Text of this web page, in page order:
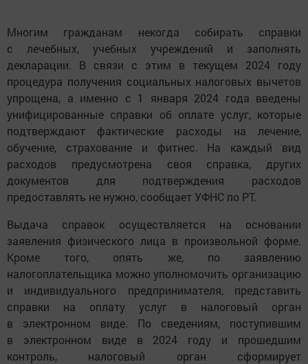
Многим гражданам некогда собирать справки
с лечебных, учебных учреждений и заполнять
декларации. В связи с этим в текущем 2024 году
процедура получения социальных налоговых вычетов
упрощена, а именно с 1 января 2024 года введены
унифицированные справки об оплате услуг, которые
подтверждают фактические расходы на лечение,
обучение, страхование и фитнес. На каждый вид
расходов предусмотрена своя справка, других
документов для подтверждения расходов
предоставлять не нужно, сообщает УФНС по РТ.
Выдача справок осуществляется на основании
заявления физического лица в произвольной форме.
Кроме того, опять же, по заявлению
налогоплательщика можно уполномочить организацию
и индивидуального предпринимателя, представить
справки на оплату услуг в налоговый орган
в электронном виде. По сведениям, поступившим
в электронном виде в 2024 году и прошедшим
контроль, налоговый орган сформирует